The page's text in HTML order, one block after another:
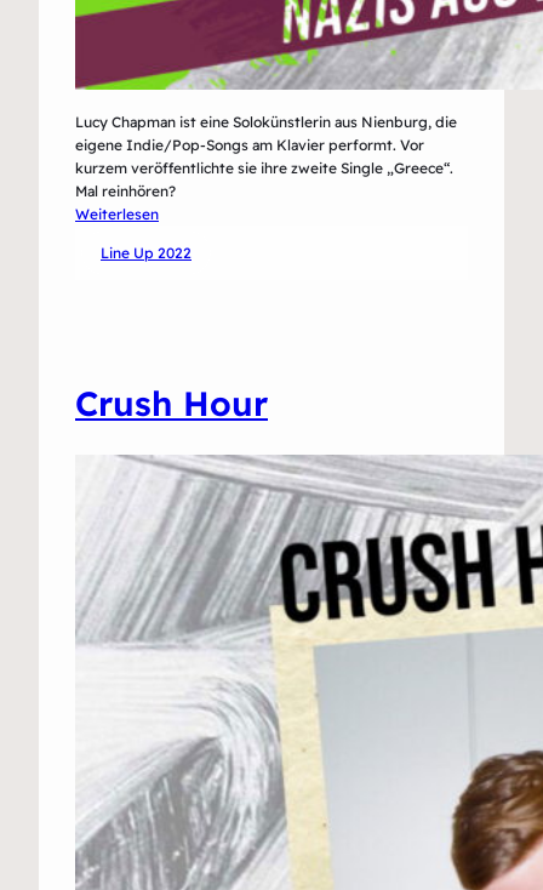
Lucy Chapman ist eine Solokünstlerin aus Nienburg, die
eigene Indie/Pop-Songs am Klavier performt. Vor
kurzem veröffentlichte sie ihre zweite Single „Greece“.
Mal reinhören?
Weiterlesen:
Chapman
Line Up 2022
Crush Hour